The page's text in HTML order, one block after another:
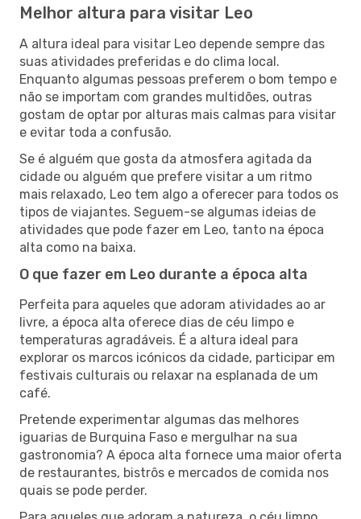
Melhor altura para visitar Leo
A altura ideal para visitar Leo depende sempre das
suas atividades preferidas e do clima local.
Enquanto algumas pessoas preferem o bom tempo e
não se importam com grandes multidões, outras
gostam de optar por alturas mais calmas para visitar
e evitar toda a confusão.
Se é alguém que gosta da atmosfera agitada da
cidade ou alguém que prefere visitar a um ritmo
mais relaxado, Leo tem algo a oferecer para todos os
tipos de viajantes. Seguem-se algumas ideias de
atividades que pode fazer em Leo, tanto na época
alta como na baixa.
O que fazer em Leo durante a época alta
Perfeita para aqueles que adoram atividades ao ar
livre, a época alta oferece dias de céu limpo e
temperaturas agradáveis. É a altura ideal para
explorar os marcos icónicos da cidade, participar em
festivais culturais ou relaxar na esplanada de um
café.
Pretende experimentar algumas das melhores
iguarias de Burquina Faso e mergulhar na sua
gastronomia? A época alta fornece uma maior oferta
de restaurantes, bistrôs e mercados de comida nos
quais se pode perder.